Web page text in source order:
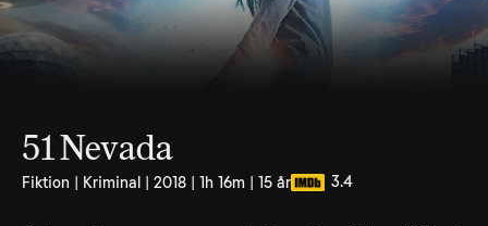
51 Nevada
Fiktion | Kriminal | 2018 | 1h 16m | 15 år 3.4